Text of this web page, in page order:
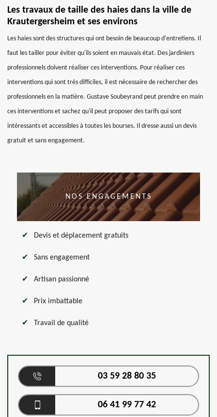
Les travaux de taille des haies dans la ville de
Krautergersheim et ses environs
Les haies sont des structures qui ont besoin de beaucoup d'entretiens. Il
faut les tailler pour éviter qu'ils soient en mauvais état. Des jardiniers
professionnels doivent réaliser ces interventions. Pour réaliser ces
interventions qui sont très difficiles, il est nécessaire de rechercher des
professionnels en la matière. Gustave Soubeyrand peut prendre en main
ces interventions et sachez qu'il peut proposer des tarifs qui sont
intéressants et accessibles à toutes les bourses. Il dresse aussi un devis
gratuit et sans engagement.
NOS ENGAGEMENTS
Devis et déplacement gratuits
Sans engagement
Artisan passionné
Prix imbattable
Travail de qualité
03 59 28 80 35
06 41 99 77 42